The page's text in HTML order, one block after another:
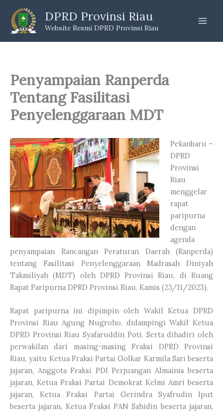
content
DPRD Provinsi Riau
Website Resmi DPRD Provinsi Riau
Penyampaian Ranperda
Tentang Fasilitasi
Penyelenggaraan MDT
Pekanbaru –
DPRD
Provinsi
Riau
menggelar
rapat
paripurna
dengan
agenda
penyampaian Rancangan Peraturan Daerah (Ranperda)
tentang Fasilitasi Penyelenggaraan Madrasah Diniyah
Takmiliyah (MDT) oleh DPRD Provinsi Riau, di Ruang
Rapat Paripurna DPRD Provinsi Riau, Kamis (23/11/2023).
Rapat paripurna ini dipimpin oleh Wakil Ketua DPRD
Provinsi Riau Agung Nugroho, didampingi Wakil Ketua
DPRD Provinsi Riau Syafaruddin Poti. Serta dihadiri oleh
perwakilan dari masing-masing Fraksi DPRD Provinsi
Riau, yaitu Ketua Fraksi Partai Golkar Karmila Sari beserta
jajaran, Anggota Fraksi PDI Perjuangan Almainis beserta
jajaran, Ketua Fraksi Partai Demokrat Kelmi Amri beserta
jajaran, Ketua Fraksi Partai Gerindra Syafrudin Iput
beserta jajaran, Ketua Fraksi PAN Sahidin beserta jajaran,